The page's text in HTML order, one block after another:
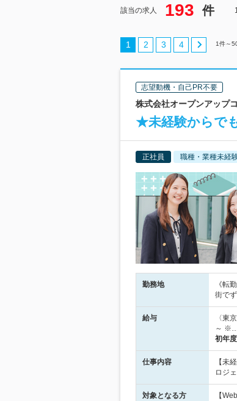
該当の求人 193 件
1 2 3 4 1件～
志望動機・自己PR不要
株式会社オープンアップ
★未経験からで
正社員 職種・業種未経
勤務地
《転
街で
給与
〈東
～
初年
仕事内容
【未
ロジ
対象となる方
【